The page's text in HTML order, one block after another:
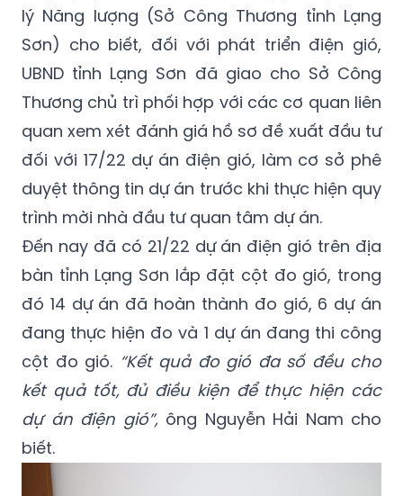
lý Năng lượng (Sở Công Thương tỉnh Lạng
Sơn) cho biết, đối với phát triển điện gió,
UBND tỉnh Lạng Sơn đã giao cho Sở Công
Thương chủ trì phối hợp với các cơ quan liên
quan xem xét đánh giá hồ sơ đề xuất đầu tư
đối với 17/22 dự án điện gió, làm cơ sở phê
duyệt thông tin dự án trước khi thực hiện quy
trình mời nhà đầu tư quan tâm dự án.
Đến nay đã có 21/22 dự án điện gió trên địa
bàn tỉnh Lạng Sơn lắp đặt cột đo gió, trong
đó 14 dự án đã hoàn thành đo gió, 6 dự án
đang thực hiện đo và 1 dự án đang thi công
cột đo gió. “Kết quả đo gió đa số đều cho
kết quả tốt, đủ điều kiện để thực hiện các
dự án điện gió”, ông Nguyễn Hải Nam cho
biết.